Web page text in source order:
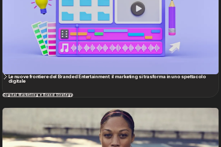
Le nuove frontiere del Branded Entertainment: il marketing si trasforma in uno spettacolo
digitale
Digital Marketing e Brand Strategy